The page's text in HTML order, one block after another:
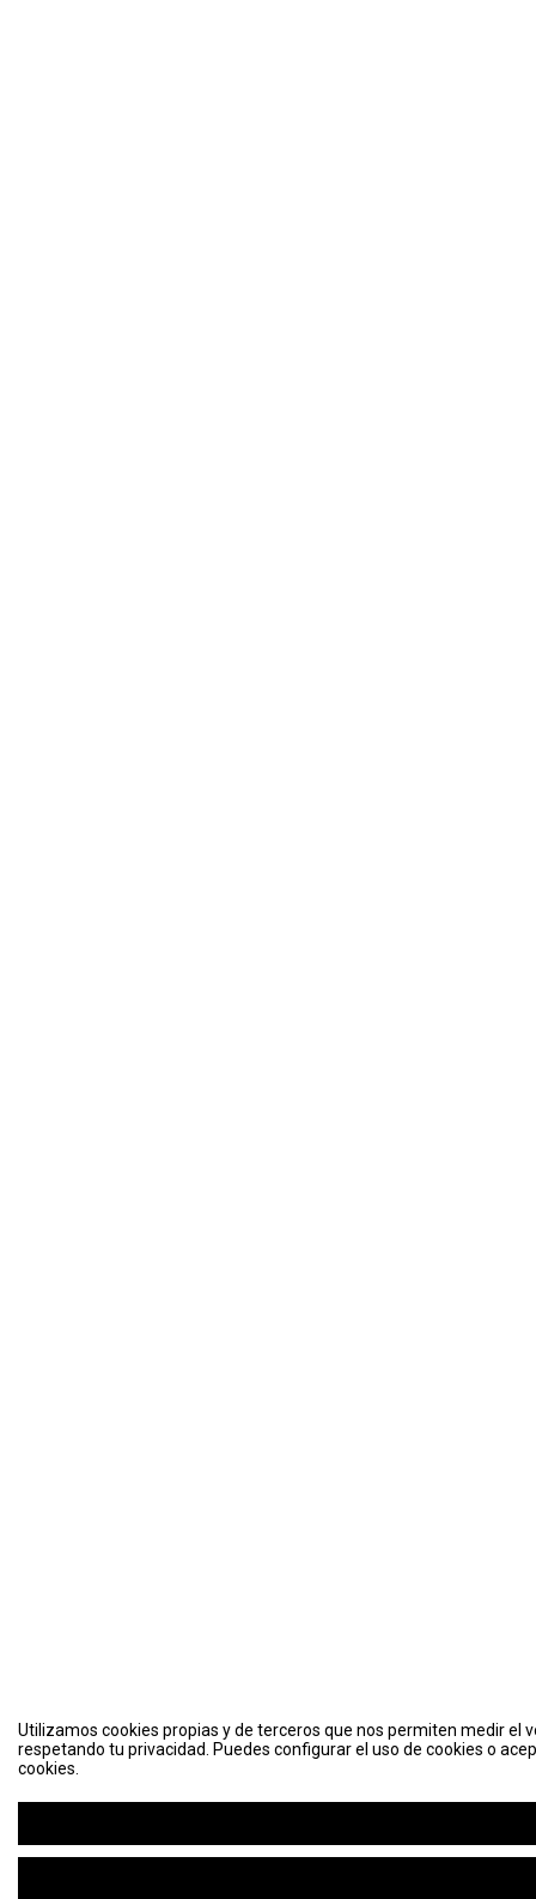
Utilizamos cookies propias y de terceros que nos permiten medir el
respetando tu privacidad. Puedes configurar el uso de cookies o
cookies.